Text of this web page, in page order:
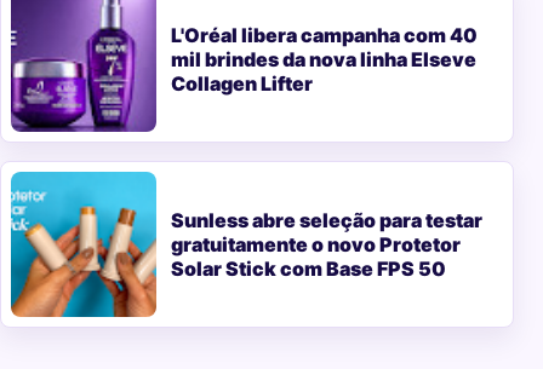
L'Oréal libera campanha com 40
mil brindes da nova linha Elseve
Collagen Lifter
Sunless abre seleção para testar
gratuitamente o novo Protetor
Solar Stick com Base FPS 50